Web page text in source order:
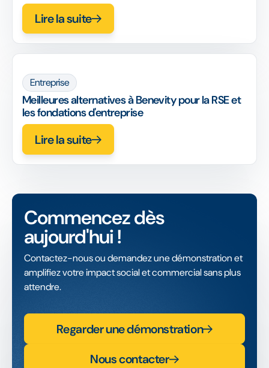
Lire la suite
Entreprise
Meilleures alternatives à Benevity pour la RSE et
les fondations d'entreprise
Lire la suite
Commencez dès
aujourd'hui !
Contactez-nous ou demandez une démonstration et
amplifiez votre impact social et commercial sans plus
attendre.
Regarder une démonstration
Nous contacter